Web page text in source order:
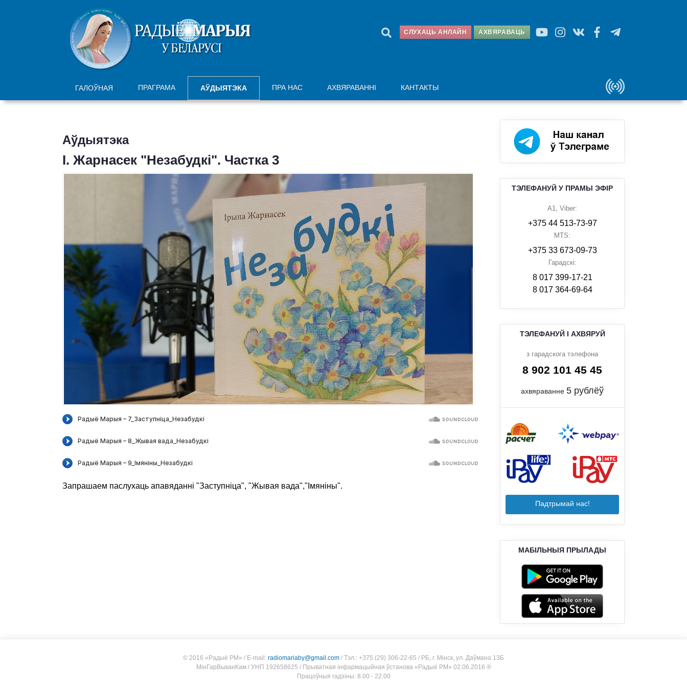
АХВЯРАВАЦЬ
СЛУХАЦЬ АНЛАЙН
ГАЛОЎНАЯ ПРАГРАМА АЎДЫЯТЭКА ПРА НАС АХВЯРАВАННІ КАНТАКТЫ
Аўдыятэка
І. Жарнасек "Незабудкі". Частка 3
Запрашаем паслухаць апавяданні "Заступніца", "Жывая вада","Імяніны".
ТЭЛЕФАНУЙ У ПРАМЫ ЭФІР
A1, Viber:
+375 44 513-73-97
MTS:
+375 33 673-09-73
Гарадскі:
8 017 399-17-21
8 017 364-69-64
ТЭЛЕФАНУЙ І АХВЯРУЙ
з гарадскога тэлефона
8 902 101 45 45
ахвяраванне5 рублёў
Падтрымай нас!
МАБІЛЬНЫЯ ПРЫЛАДЫ
© 2016 «Радыё РМ» / E-mail: radiomariaby@gmail.com / Тэл.: +375 (29) 306-22-65 / РБ, г. Мінск, ул. Даўмана 13Б
МiнГарВыканКам/ УНП 192658625 / Прыватная інфармацыйная ўстанова «Радыё РМ» 02.06.2016 ®
Працоўныя гадзіны: 8.00 - 22.00